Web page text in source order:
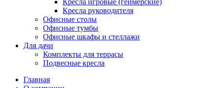
Кресла руководителя
Офисные столы
Офисные тумбы
Офисные шкафы и стеллажи
Для дачи
Комплекты для террасы
Подвесные кресла
Главная